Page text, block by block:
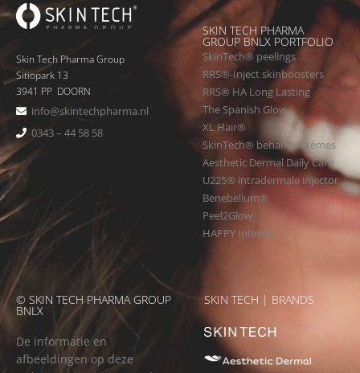
Skin Tech Pharma Group
Sitiopark 13
3941 PP DOORN
info@skintechpharma.nl
0343 – 44 58 58
SKIN TECH PHARMA
GROUP BNLX PORTFOLIO
SkinTech® peelings
RRS®-Inject skinboosters
RRS® HA Long Lasting
The Spanish Glow
XL Hair®
SkinTech® behandelcrèmes
Aesthetic Dermal Daily Care
U225® intradermale injector
Benebellum®
Peel2Glow
HAPPY Intim®
© SKIN TECH PHARMA GROUP
BNLX
De informatie en
afbeeldingen op deze
SKIN TECH | BRANDS